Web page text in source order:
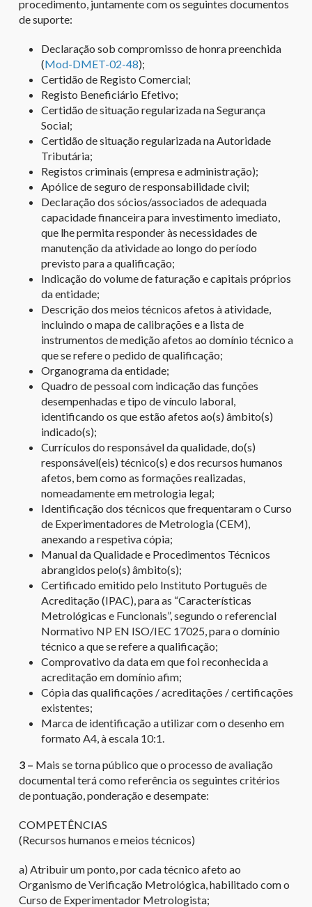
procedimento, juntamente com os seguintes documentos
de suporte:
Declaração sob compromisso de honra preenchida
(Mod-DMET-02-48);
Certidão de Registo Comercial;
Registo Beneficiário Efetivo;
Certidão de situação regularizada na Segurança
Social;
Certidão de situação regularizada na Autoridade
Tributária;
Registos criminais (empresa e administração);
Apólice de seguro de responsabilidade civil;
Declaração dos sócios/associados de adequada
capacidade financeira para investimento imediato,
que lhe permita responder às necessidades de
manutenção da atividade ao longo do período
previsto para a qualificação;
Indicação do volume de faturação e capitais próprios
da entidade;
Descrição dos meios técnicos afetos à atividade,
incluindo o mapa de calibrações e a lista de
instrumentos de medição afetos ao domínio técnico a
que se refere o pedido de qualificação;
Organograma da entidade;
Quadro de pessoal com indicação das funções
desempenhadas e tipo de vínculo laboral,
identificando os que estão afetos ao(s) âmbito(s)
indicado(s);
Currículos do responsável da qualidade, do(s)
responsável(eis) técnico(s) e dos recursos humanos
afetos, bem como as formações realizadas,
nomeadamente em metrologia legal;
Identificação dos técnicos que frequentaram o Curso
de Experimentadores de Metrologia (CEM),
anexando a respetiva cópia;
Manual da Qualidade e Procedimentos Técnicos
abrangidos pelo(s) âmbito(s);
Certificado emitido pelo Instituto Português de
Acreditação (IPAC), para as “Características
Metrológicas e Funcionais”, segundo o referencial
Normativo NP EN ISO/IEC 17025, para o domínio
técnico a que se refere a qualificação;
Comprovativo da data em que foi reconhecida a
acreditação em domínio afim;
Cópia das qualificações / acreditações / certificações
existentes;
Marca de identificação a utilizar com o desenho em
formato A4, à escala 10:1.
3 – Mais se torna público que o processo de avaliação
documental terá como referência os seguintes critérios
de pontuação, ponderação e desempate:
COMPETÊNCIAS
(Recursos humanos e meios técnicos)
a) Atribuir um ponto, por cada técnico afeto ao
Organismo de Verificação Metrológica, habilitado com o
Curso de Experimentador Metrologista;